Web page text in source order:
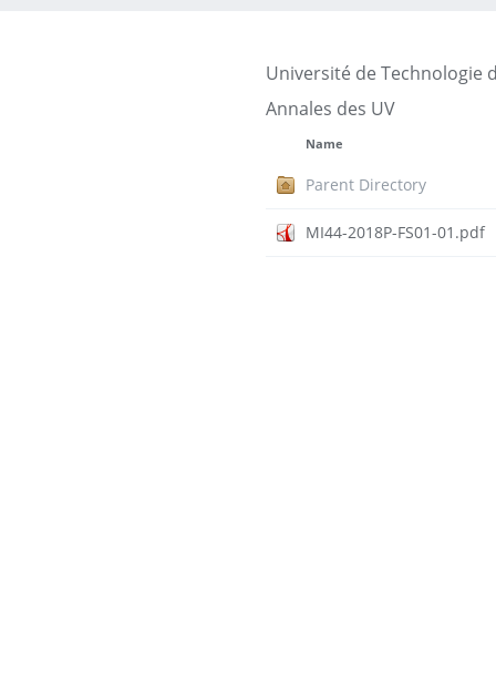
Université de Technologie
Annales des UV
Name
Parent Directory
MI44-2018P-FS01-01.pdf